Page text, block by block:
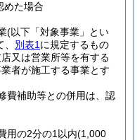
めた場合
(以下「対象事業」とい
別表1 に規定するもの
又は営業所等を有する
者が施工する事業とす
費補助等との併用は、認
用の2分の1以内(1,000